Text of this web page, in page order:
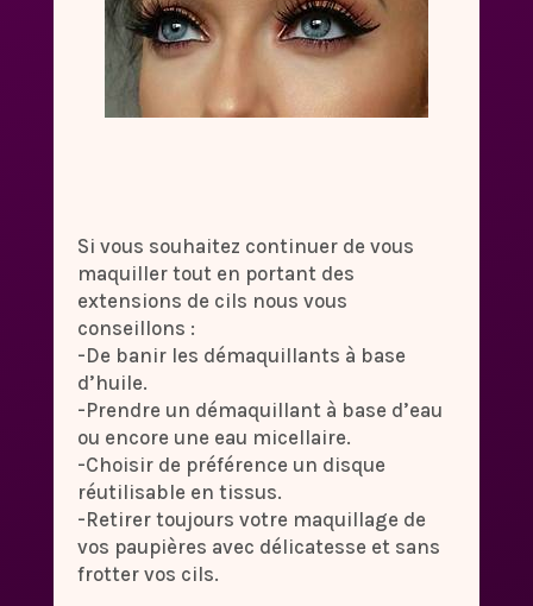
Si vous souhaitez continuer de vous
maquiller tout en portant des
extensions de cils nous vous
conseillons :
-De banir les démaquillants à base
d’huile.
-Prendre un démaquillant à base d’eau
ou encore une eau micellaire.
-Choisir de préférence un disque
réutilisable en tissus.
-Retirer toujours votre maquillage de
vos paupières avec délicatesse et sans
frotter vos cils.